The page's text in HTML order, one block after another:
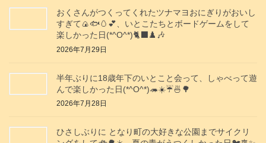
おくさんがつくってくれたツナマヨおにぎりがおいし
すぎて🍙🐟️🥚💕、いとこたちとボードゲームをして
楽しかった日(*^O^*)🐈‍⬛♟️🎶
2026年7月29日
半年ぶりに18歳年下のいとこと会って、しゃべって遊
んで楽しかった日(*^O^*)🦔☀️☔🍜🌳
2026年7月28日
ひさしぶりに となり町の大好きな公園までサイクリ